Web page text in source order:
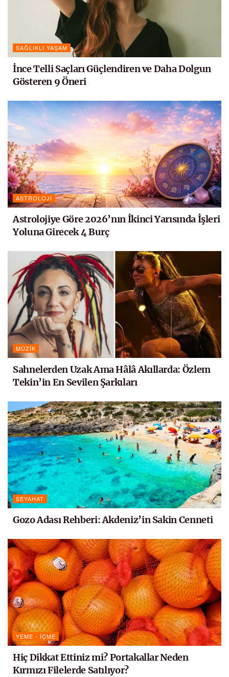
SAĞLIKLI YAŞAM
İnce Telli Saçları Güçlendiren ve Daha Dolgun
Gösteren 9 Öneri
ASTROLOJI
Astrolojiye Göre 2026’nın İkinci Yarısında İşleri
Yoluna Girecek 4 Burç
MÜZIK
Sahnelerden Uzak Ama Hâlâ Akıllarda: Özlem
Tekin’in En Sevilen Şarkıları
SEYAHAT
Gozo Adası Rehberi: Akdeniz’in Sakin Cenneti
YEME - İÇME
Hiç Dikkat Ettiniz mi? Portakallar Neden
Kırmızı Filelerde Satılıyor?